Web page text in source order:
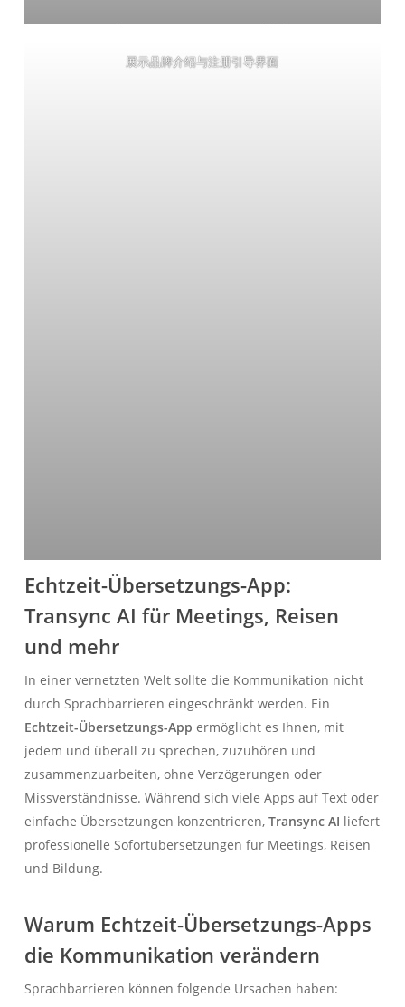
展示品牌介绍与注册引导界面
Echtzeit-Übersetzungs-App:
Transync AI für Meetings, Reisen
und mehr
In einer vernetzten Welt sollte die Kommunikation nicht
durch Sprachbarrieren eingeschränkt werden. Ein
Echtzeit-Übersetzungs-App ermöglicht es Ihnen, mit
jedem und überall zu sprechen, zuzuhören und
zusammenzuarbeiten, ohne Verzögerungen oder
Missverständnisse. Während sich viele Apps auf Text oder
einfache Übersetzungen konzentrieren, Transync AI liefert
professionelle Sofortübersetzungen für Meetings, Reisen
und Bildung.
Warum Echtzeit-Übersetzungs-Apps
die Kommunikation verändern
Sprachbarrieren können folgende Ursachen haben: